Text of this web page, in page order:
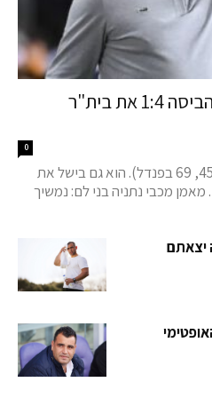
פתחה חזק: מכבי נתניה הביסה 1:4 את בית"ר
0
זלאטנוביץ' כבש שלושער (36, 45, 69 בפנדל). הוא גם בישל את
של גיל יצחק המפתיע (28). מאמן מכבי נתניה בני לם: נמשיך
יצאתם